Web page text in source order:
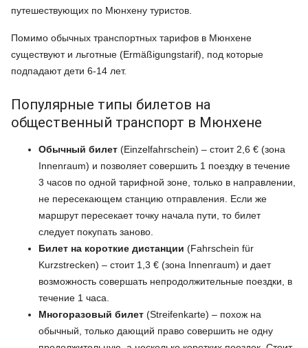
путешествующих по Мюнхену туристов.
Помимо обычных транспортных тарифов в Мюнхене
существуют и льготные (Ermäßigungstarif), под которые
подпадают дети 6-14 лет.
Популярные типы билетов на
общественный транспорт в Мюнхене
Обычный билет (Einzelfahrschein) – стоит 2,6 € (зона
Innenraum) и позволяет совершить 1 поездку в течение
3 часов по одной тарифной зоне, только в направлении,
не пересекающем станцию отправления. Если же
маршрут пересекает точку начала пути, то билет
следует покупать заново.
Билет на короткие дистанции (Fahrschein für
Kurzstrecken) – стоит 1,3 € (зона Innenraum) и дает
возможность совершать непродолжительные поездки, в
течение 1 часа.
Многоразовый билет (Streifenkarte) – похож на
обычный, только дающий право совершить не одну